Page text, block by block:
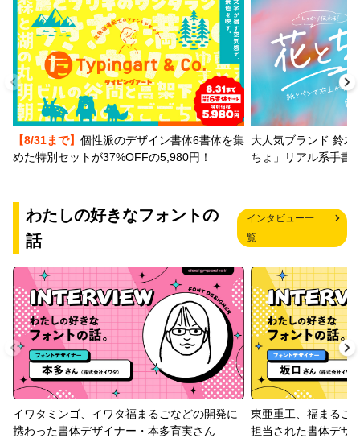
【8/31まで】 個性派のデザイン書体6書体を集
めた特別セットが37%OFFの5,980円！
大人気ブランド 鈴木
ちょ」リアル系手書
わたしの好きなフォントの
話
インタビュー一
覧
イワタミンゴ、イワタ福まるごなどの開発に
携わった書体デザイナー・本多育実さん
東亜重工、福まるご
担当された書体デザ